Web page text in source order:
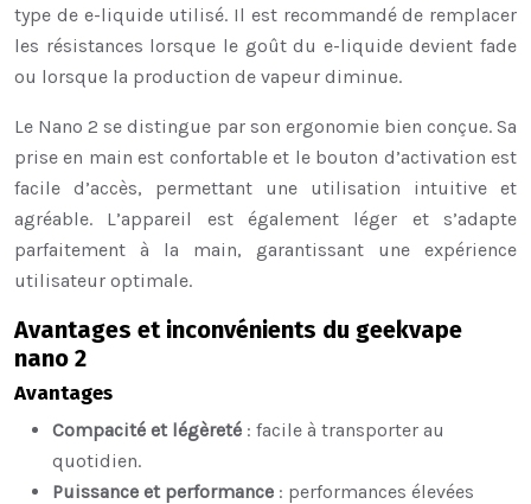
type de e-liquide utilisé. Il est recommandé de remplacer
les résistances lorsque le goût du e-liquide devient fade
ou lorsque la production de vapeur diminue.
Le Nano 2 se distingue par son ergonomie bien conçue. Sa
prise en main est confortable et le bouton d’activation est
facile d’accès, permettant une utilisation intuitive et
agréable. L’appareil est également léger et s’adapte
parfaitement à la main, garantissant une expérience
utilisateur optimale.
Avantages et inconvénients du geekvape
nano 2
Avantages
Compacité et légèreté : facile à transporter au
quotidien.
Puissance et performance : performances élevées